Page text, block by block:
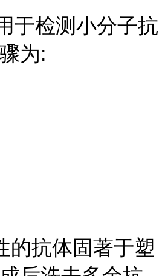
于检测小分子抗
为:
的抗体固著于塑